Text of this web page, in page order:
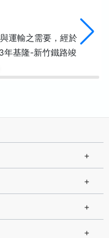
運輸之需要，經於
年基隆-新竹鐵路竣